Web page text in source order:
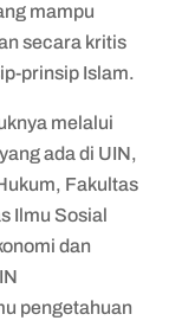
mampu
secara kritis
prinsip Islam.
melalui
ada di UIN,
Fakultas
Ilmu Sosial
dan
pengetahuan